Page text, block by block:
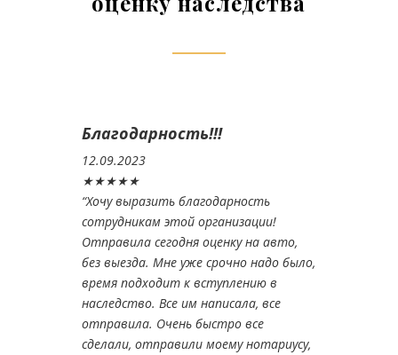
Благодарность!!!
12.09.2023
★★★★★
“Хочу выразить благодарность
сотрудникам этой организации!
Отправила сегодня оценку на авто,
без выезда. Мне уже срочно надо было,
время подходит к вступлению в
наследство. Все им написала, все
отправила. Очень быстро все
сделали, отправили моему нотариусу,